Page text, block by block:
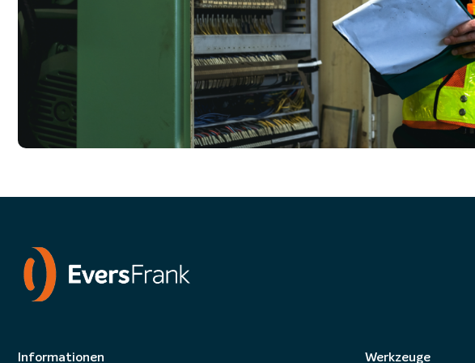
Informationen Werkzeuge